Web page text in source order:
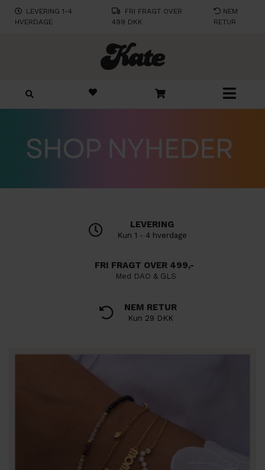
LEVERING 1-4
HVERDAGE
FRI FRAGT OVER
499 DKK
NEM
RETUR
LEVERING
Kun 1 - 4 hverdage
FRI FRAGT OVER 499,-
Med DAO & GLS
NEM RETUR
Kun 29 DKK